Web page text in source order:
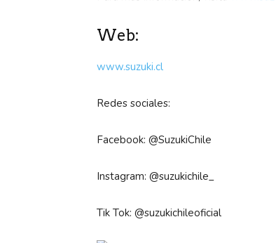
Web:
www.suzuki.cl
Redes sociales:
Facebook: @SuzukiChile
Instagram: @suzukichile_
Tik Tok: @suzukichileoficial